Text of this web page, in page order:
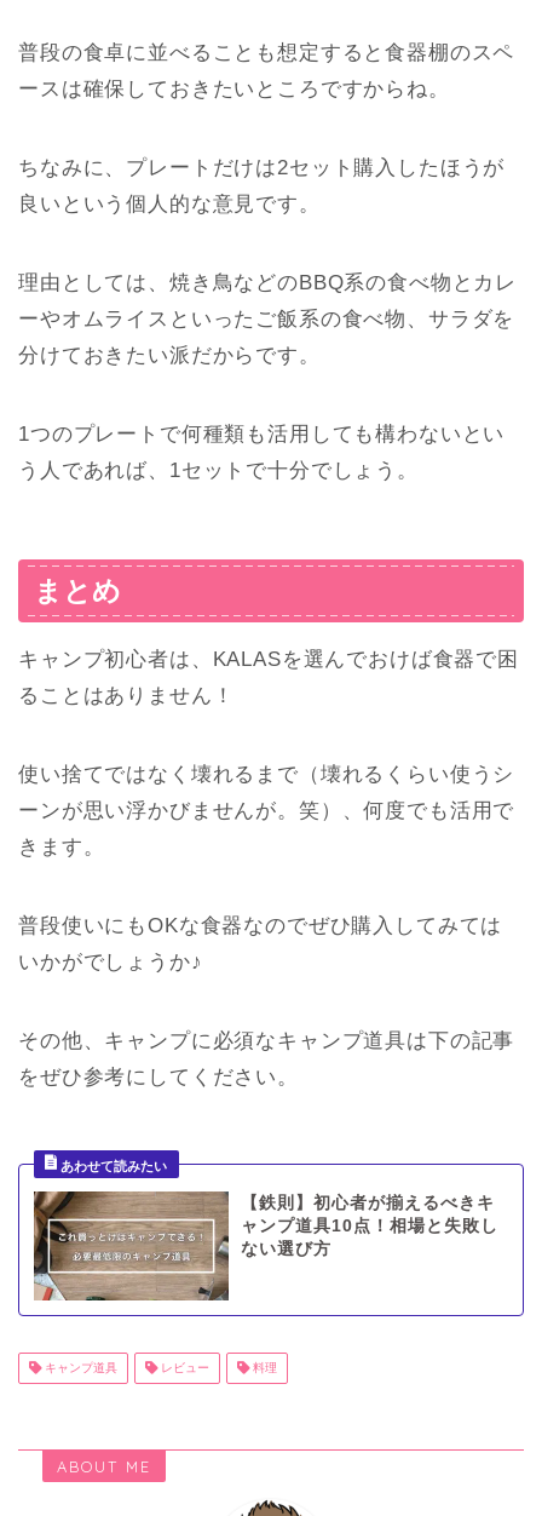
普段の食卓に並べることも想定すると食器棚のスペ
ースは確保しておきたいところですからね。
ちなみに、プレートだけは2セット購入したほうが
良いという個人的な意見です。
理由としては、焼き鳥などのBBQ系の食べ物とカレ
ーやオムライスといったご飯系の食べ物、サラダを
分けておきたい派だからです。
1つのプレートで何種類も活用しても構わないとい
う人であれば、1セットで十分でしょう。
まとめ
キャンプ初心者は、KALASを選んでおけば食器で困
ることはありません！
使い捨てではなく壊れるまで（壊れるくらい使うシ
ーンが思い浮かびませんが。笑）、何度でも活用で
きます。
普段使いにもOKな食器なのでぜひ購入してみては
いかがでしょうか♪
その他、キャンプに必須なキャンプ道具は下の記事
をぜひ参考にしてください。
【鉄則】初心者が揃えるべきキ
ャンプ道具10点！相場と失敗し
ない選び方
キャンプ道具 レビュー 料理
ABOUT ME